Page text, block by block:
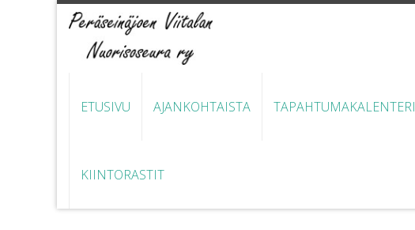
ETUSIVU AJANKOHTAISTA TAPAHTUMAKALENTERI
KIINTORASTIT